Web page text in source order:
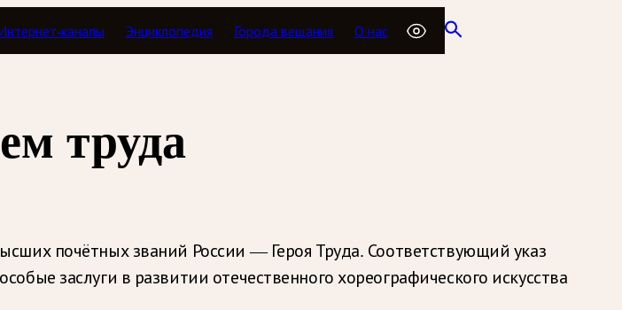
каналы Энциклопедия Города вещания О нас
труда
почётных званий России — Героя Труда. Соответствующий указ
заслуги в развитии отечественного хореографического искусства